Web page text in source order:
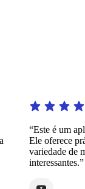
“Este é um
Ele oferece
variedade de
interessantes.”